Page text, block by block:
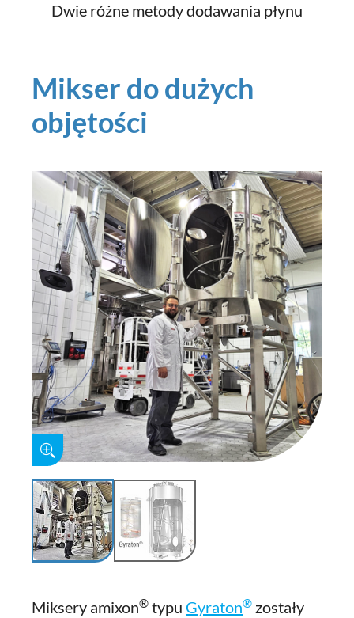
Dwie różne metody dodawania płynu
Mikser do dużych
objętości
Miksery amixon® typu Gyraton® zostały